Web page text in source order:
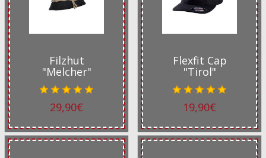
Filzhut
"Melcher"
29,90€
Flexfit Cap
"Tirol"
19,90€